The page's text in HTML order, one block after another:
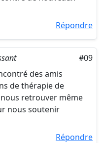
Répondre
#09
des amis
de thérapie de
retrouver même
nous soutenir
Répondre